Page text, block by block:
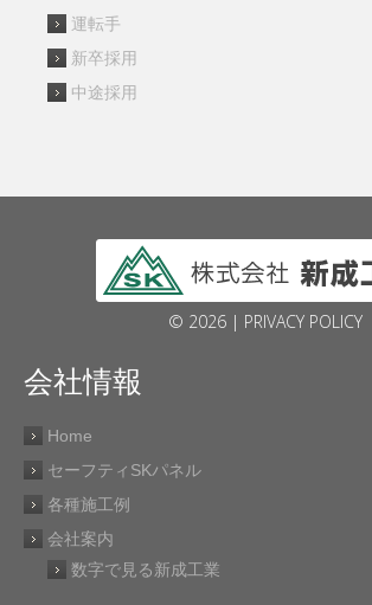
運転手
新卒採用
中途採用
© 2026 | PRIVACY POLICY
会社情報
Home
セーフティSKパネル
各種施工例
会社案内
数字で見る新成工業